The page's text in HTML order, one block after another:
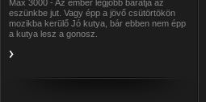
Max 3000 - Az ember legjobb barátja az
eszünkbe jut. Vagy épp a jövő csütörtökön
mozikba kerülő Jó kutya, bár ebben nem épp
a kutya lesz a gonosz.